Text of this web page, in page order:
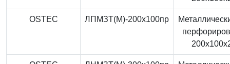
OSTEC ЛПМЗТ(М)-200x100пр